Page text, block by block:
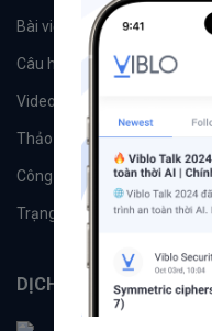
Bài viết
Câu hỏi
Videos
Thảo luận
Công cụ
Trạng thái hệ thống
DỊCH VỤ